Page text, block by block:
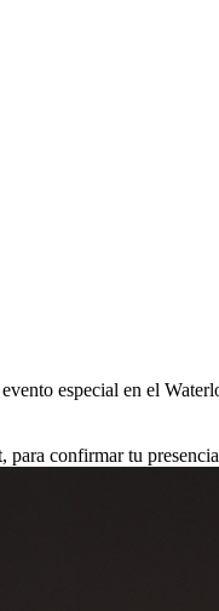
especial en el
para confirmar tu